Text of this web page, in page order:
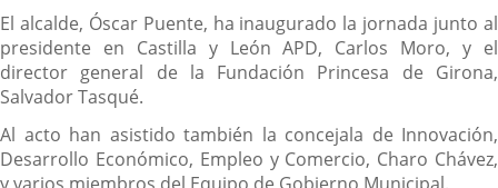
El alcalde, Óscar Puente, ha inaugurado la jornada junto al
presidente en Castilla y León APD, Carlos Moro, y el
director general de la Fundación Princesa de Girona,
Salvador Tasqué.
Al acto han asistido también la concejala de Innovación,
Desarrollo Económico, Empleo y Comercio, Charo Chávez,